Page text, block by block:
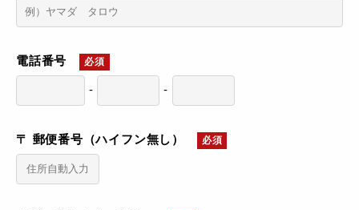
電話番号 必須
- -
〒 郵便番号（ハイフン無し） 必須